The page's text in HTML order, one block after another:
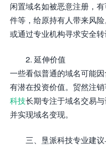
闲置域名如被恶意注册，
件等，给原持有人带来风
或通过专业机构寻求安全转
2. 延伸价值
一些看似普通的域名可能
有潜在投资价值。贸然注销
科技长期专注于域名交易
并实现域名变现。
三、垦派科技专业建